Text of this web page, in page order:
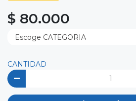
$ 80.000
CANTIDAD